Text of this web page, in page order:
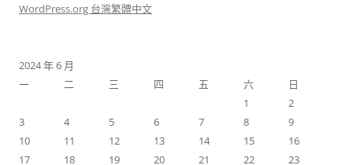
WordPress.org 台灣繁體中文
2024 年 6 月
一
二 三 四 五 六
日
1
2
3
4 5 6 7 8
9
10
11 12 13 14 15
16
17
18 19 20 21 22 23